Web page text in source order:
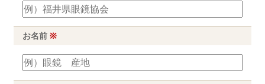
お名前※